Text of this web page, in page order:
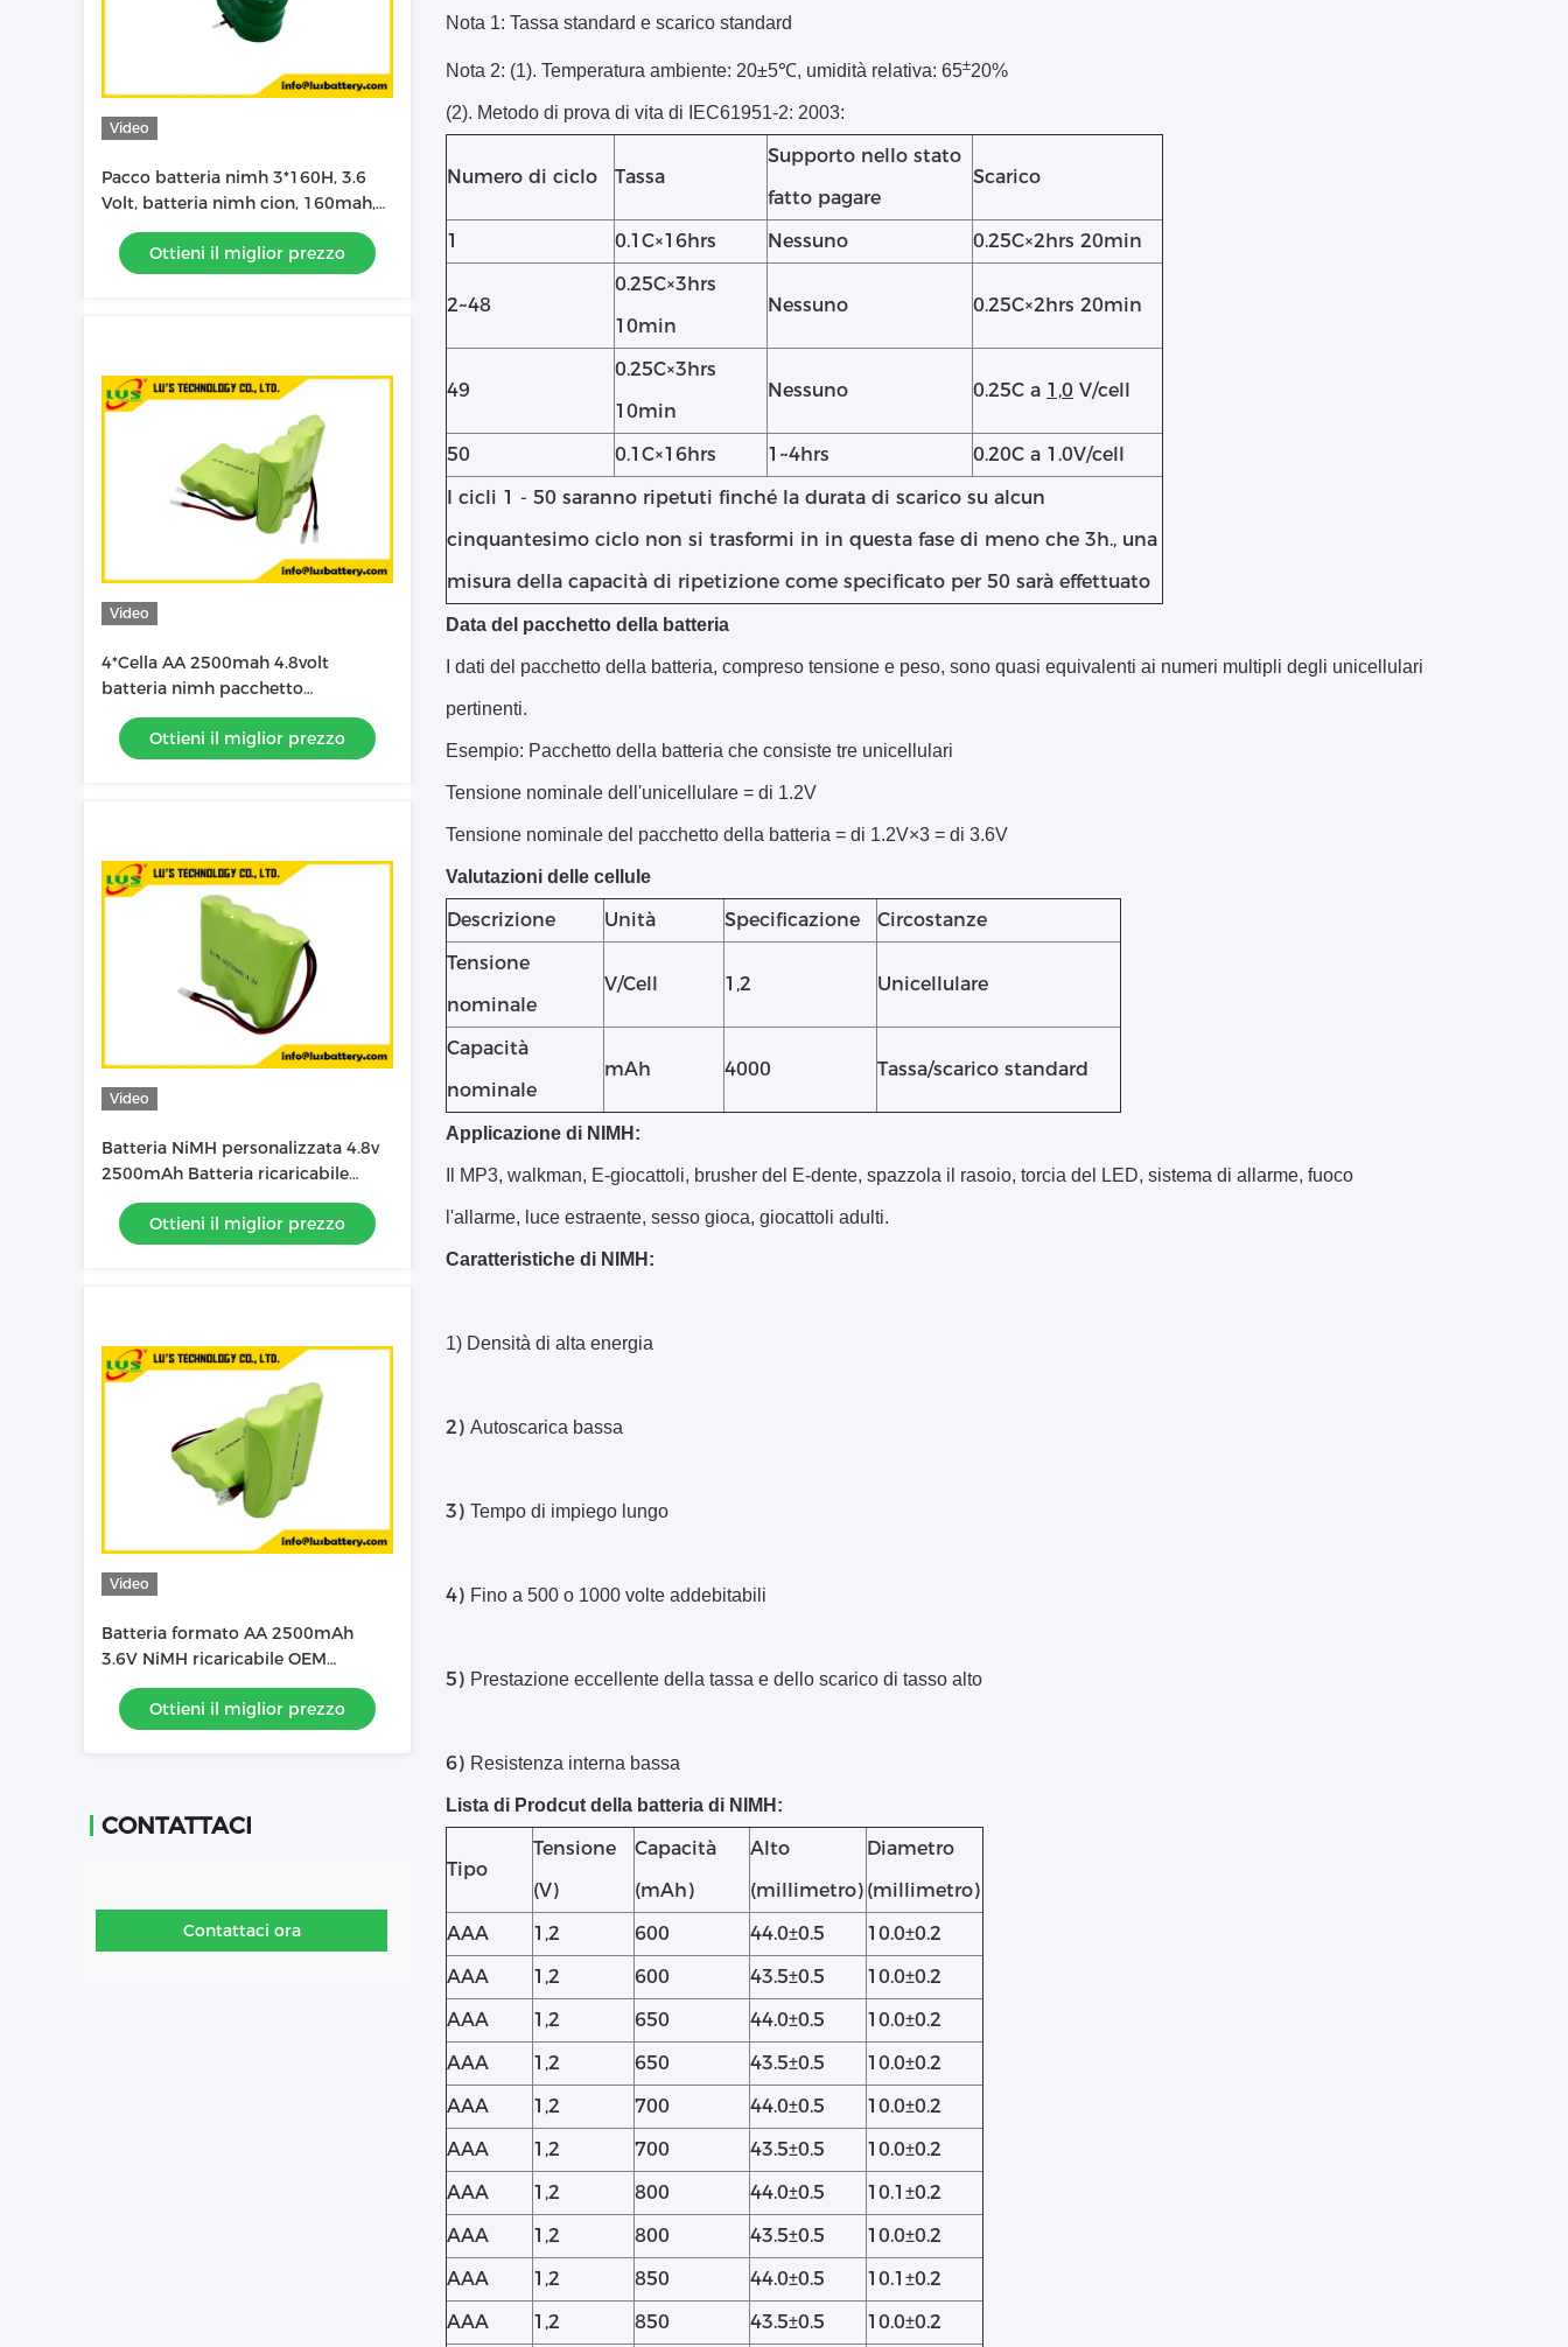
Video
Pacco batteria nimh 3*160H, 3.6
Volt, batteria nimh cion, 160mah,
batteria 160H
Ottieni il miglior prezzo
Video
4*Cella AA 2500mah 4.8volt
batteria nimh pacchetto
AA2500mah 4.8V batteria
ricaricabile
Ottieni il miglior prezzo
Video
Batteria NiMH personalizzata 4.8v
2500mAh Batteria ricaricabile
formato AA2500mah batteria OEM
Ottieni il miglior prezzo
Video
Batteria formato AA 2500mAh
3.6V NiMH ricaricabile OEM
fabbrica di batterie NiMH
Ottieni il miglior prezzo
CONTATTACI
Contattaci ora
Nota 1: Tassa standard e scarico standard
Nota 2: (1). Temperatura ambiente: 20±5℃, umidità relativa: 65±20%
(2). Metodo di prova di vita di IEC61951-2: 2003:
Numero di ciclo Tassa
Supporto nello stato
fatto pagare
Scarico
1 0.1C×16hrs Nessuno 0.25C×2hrs 20min
2~48
0.25C×3hrs
10min
Nessuno 0.25C×2hrs 20min
49
0.25C×3hrs
10min
Nessuno 0.25C a 1,0 V/cell
50 0.1C×16hrs 1~4hrs
0.20C a 1.0V/cell
I cicli 1 - 50 saranno ripetuti finché la durata di scarico su alcun
cinquantesimo ciclo non si trasformi in in questa fase di meno che 3h., una
misura della capacità di ripetizione come specificato per 50 sarà effettuato
Data del pacchetto della batteria
I dati del pacchetto della batteria, compreso tensione e peso, sono quasi equivalenti ai numeri multipli degli unicellulari
pertinenti.
Esempio: Pacchetto della batteria che consiste tre unicellulari
Tensione nominale dell'unicellulare = di 1.2V
Tensione nominale del pacchetto della batteria = di 1.2V×3 = di 3.6V
Valutazioni delle cellule
Descrizione Unità Specificazione
Circostanze
Tensione
nominale
V/Cell 1,2 Unicellulare
Capacità
nominale
mAh 4000 Tassa/scarico standard
Applicazione di NIMH:
Il MP3, walkman, E-giocattoli, brusher del E-dente, spazzola il rasoio, torcia del LED, sistema di allarme, fuoco
l'allarme, luce estraente, sesso gioca, giocattoli adulti.
Caratteristiche di NIMH:
1) Densità di alta energia
2) Autoscarica bassa
3) Tempo di impiego lungo
4) Fino a 500 o 1000 volte addebitabili
5) Prestazione eccellente della tassa e dello scarico di tasso alto
6) Resistenza interna bassa
Lista di Prodcut della batteria di NIMH:
Tipo
Tensione
(V)
Capacità
(mAh)
Alto
(millimetro)
Diametro
(millimetro)
AAA
1,2 600 44.0±0.5
10.0±0.2
AAA
1,2 600 43.5±0.5
10.0±0.2
AAA
1,2 650 44.0±0.5
10.0±0.2
AAA
1,2 650 43.5±0.5
10.0±0.2
AAA
1,2 700 44.0±0.5
10.0±0.2
AAA
1,2 700 43.5±0.5
10.0±0.2
AAA
1,2 800 44.0±0.5
10.1±0.2
AAA
1,2 800 43.5±0.5
10.0±0.2
AAA
1,2 850 44.0±0.5
10.1±0.2
AAA
1,2 850 43.5±0.5 10.0±0.2